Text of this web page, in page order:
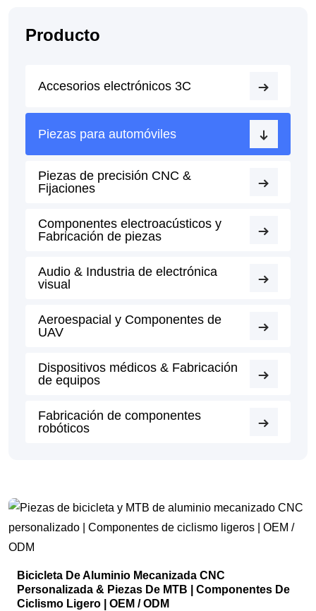
Producto
Accesorios electrónicos 3C
Piezas para automóviles
Piezas de precisión CNC &
Fijaciones
Componentes electroacústicos y
Fabricación de piezas
Audio & Industria de electrónica
visual
Aeroespacial y Componentes de
UAV
Dispositivos médicos & Fabricación
de equipos
Fabricación de componentes
robóticos
Bicicleta De Aluminio Mecanizada CNC
Personalizada & Piezas De MTB | Componentes De
Ciclismo Ligero | OEM / ODM